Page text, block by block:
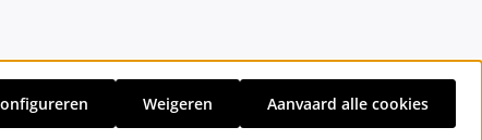
u dat u onze
gegevensbeschermingsinformatiehebt
gelezen en onze
algemene voorwaardenhebt
en eventuele bezorgkosten, indien niet anders vermeld.
Weigeren Aanvaard alle cookies